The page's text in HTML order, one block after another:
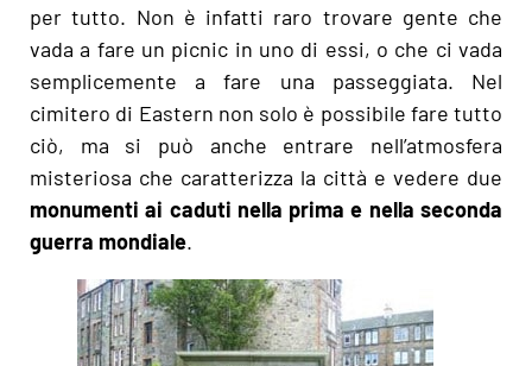
per tutto. Non è infatti raro trovare gente che
vada a fare un picnic in uno di essi, o che ci vada
semplicemente a fare una passeggiata. Nel
cimitero di Eastern non solo è possibile fare tutto
ciò, ma si può anche entrare nell’atmosfera
misteriosa che caratterizza la città e vedere due
monumenti ai caduti nella prima e nella seconda
guerra mondiale.